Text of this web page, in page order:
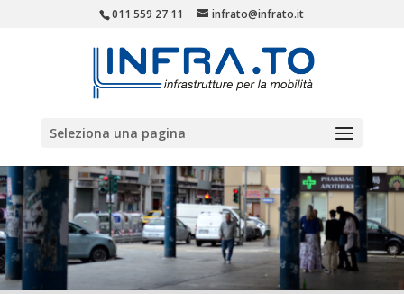
011 559 27 11 infrato@infrato.it
Seleziona una pagina